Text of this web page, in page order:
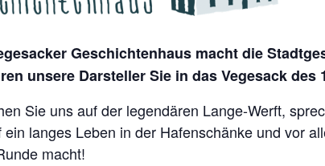
Geschichtenhaus macht die
unsere Darsteller Sie in das Vegesack des
Sie uns auf der legendären Lange-Werft,
ein langes Leben in der Hafenschänke und vor
macht!